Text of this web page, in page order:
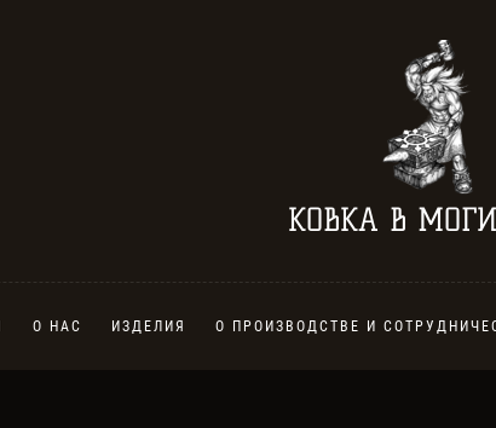
КОВКА В
О НАС ИЗДЕЛИЯ О ПРОИЗВОДСТВЕ И